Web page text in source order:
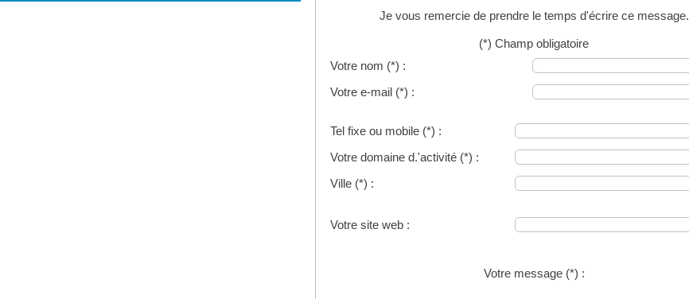
Je vous remercie de prendre le temps d'écrire ce message.
(*) Champ obligatoire
Votre nom (*) :
Votre e-mail (*) :
Tel fixe ou mobile (*) :
Votre domaine d.'activité (*) :
Ville (*) :
Votre site web :
Votre message (*) :